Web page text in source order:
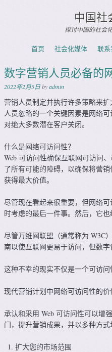
中国社
探讨中国的社会
Menu
Skip to content
首页 社会化媒体 联系
数字营销人员必备的
2022年2月5日byadmin
营销人员制定并执行许多策略来
人员忽略的一个关键因素是网络
对绝大多数潜在客户关闭。
什么是网络可访问性？
Web 可访问性确保互联网可访问
了所有可能的障碍，以确保将营
获得最大价值。
尽管现在看起来很重要，但网络
时考虑的最后一件事。然后，它也
尽管万维网联盟（通常称为 W3C
南以使互联网更易于访问，但数字
这种不幸的现实不仅是一个可访问
现代营销计划中网络可访问性的价
承认和采用 Web 可访问性可以增
门，提升营销成果，并以多种方式
扩大您的市场范围